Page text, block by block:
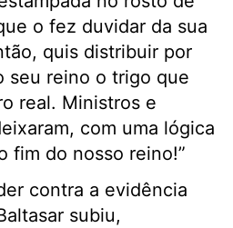
o fez duvidar da sua
quis distribuir por
seu reino o trigo que
real. Ministros e
com uma lógica
fim do nosso reino!”
contra a evidência
subiu,